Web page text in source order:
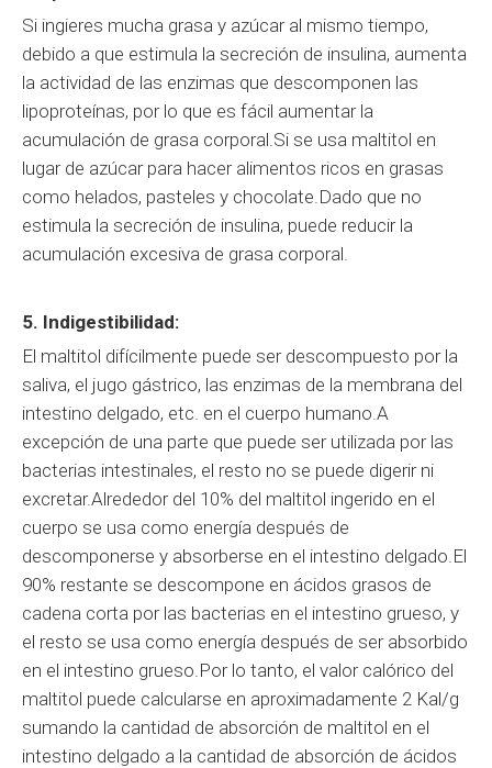
Si ingieres mucha grasa y azúcar al mismo tiempo,
debido a que estimula la secreción de insulina, aumenta
la actividad de las enzimas que descomponen las
lipoproteínas, por lo que es fácil aumentar la
acumulación de grasa corporal.Si se usa maltitol en
lugar de azúcar para hacer alimentos ricos en grasas
como helados, pasteles y chocolate.Dado que no
estimula la secreción de insulina, puede reducir la
acumulación excesiva de grasa corporal.
5. Indigestibilidad:
El maltitol difícilmente puede ser descompuesto por la
saliva, el jugo gástrico, las enzimas de la membrana del
intestino delgado, etc. en el cuerpo humano.A
excepción de una parte que puede ser utilizada por las
bacterias intestinales, el resto no se puede digerir ni
excretar.Alrededor del 10% del maltitol ingerido en el
cuerpo se usa como energía después de
descomponerse y absorberse en el intestino delgado.El
90% restante se descompone en ácidos grasos de
cadena corta por las bacterias en el intestino grueso, y
el resto se usa como energía después de ser absorbido
en el intestino grueso.Por lo tanto, el valor calórico del
maltitol puede calcularse en aproximadamente 2 Kal/g
sumando la cantidad de absorción de maltitol en el
intestino delgado a la cantidad de absorción de ácidos